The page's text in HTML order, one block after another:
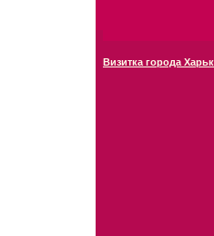
Визитка города